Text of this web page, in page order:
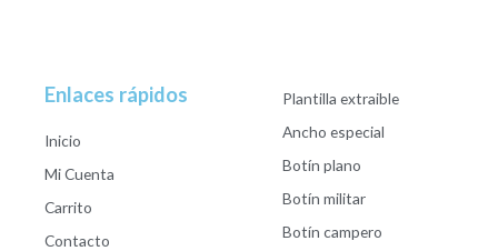
Enlaces rápidos
Inicio
Mi Cuenta
Carrito
Contacto
Plantilla extraible
Ancho especial
Botín plano
Botín militar
Botín campero